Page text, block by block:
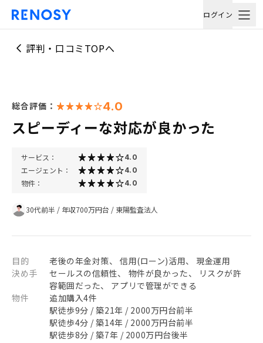
ログイン
評判・口コミTOPへ
総合評価： 4.0
スピーディーな対応が良かった
サービス： 4.0
エージェント： 4.0
物件： 4.0
30代前半 / 年収700万円台 / 東陽監査法人
目的
老後の年金対策、 信用(ローン)活用、 現金運用
決め手
セールスの信頼性、 物件が良かった、 リスクが許
容範囲だった、 アプリで管理ができる
物件
追加購入4件
駅徒歩9分 / 築21年 / 2000万円台前半
駅徒歩4分 / 築14年 / 2000万円台前半
駅徒歩8分 / 築7年 / 2000万円台後半